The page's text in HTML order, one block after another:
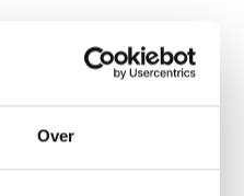
Over